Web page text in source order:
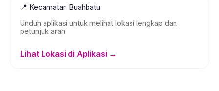
📍 Kecamatan Buahbatu
Unduh aplikasi untuk melihat lokasi lengkap dan
petunjuk arah.
Lihat Lokasi di Aplikasi →